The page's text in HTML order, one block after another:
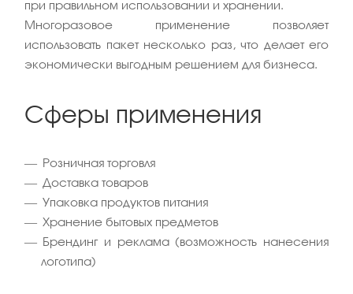
при правильном использовании и хранении.
Многоразовое применение позволяет
использовать пакет несколько раз, что делает его
экономически выгодным решением для бизнеса.
Сферы применения
Розничная торговля
Доставка товаров
Упаковка продуктов питания
Хранение бытовых предметов
Брендинг и реклама (возможность нанесения
логотипа)